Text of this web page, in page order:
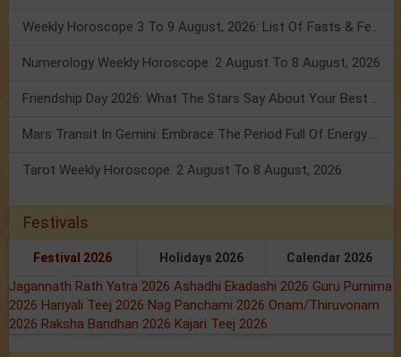
Weekly Horoscope 3 To 9 August, 2026: List Of Fasts & Festivals
Numerology Weekly Horoscope: 2 August To 8 August, 2026
Friendship Day 2026: What The Stars Say About Your Best Friend!
Mars Transit In Gemini: Embrace The Period Full Of Energy & Intelligence
Tarot Weekly Horoscope: 2 August To 8 August, 2026
Festivals
Festival 2026 Holidays 2026 Calendar 2026
Jagannath Rath Yatra 2026 Ashadhi Ekadashi 2026 Guru Purnima
2026 Hariyali Teej 2026 Nag Panchami 2026 Onam/Thiruvonam
2026 Raksha Bandhan 2026 Kajari Teej 2026